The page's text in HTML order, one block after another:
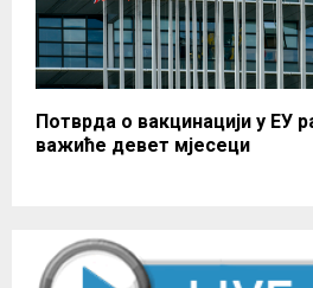
Потврда о вакцинацији у ЕУ
важиће девет мјесеци